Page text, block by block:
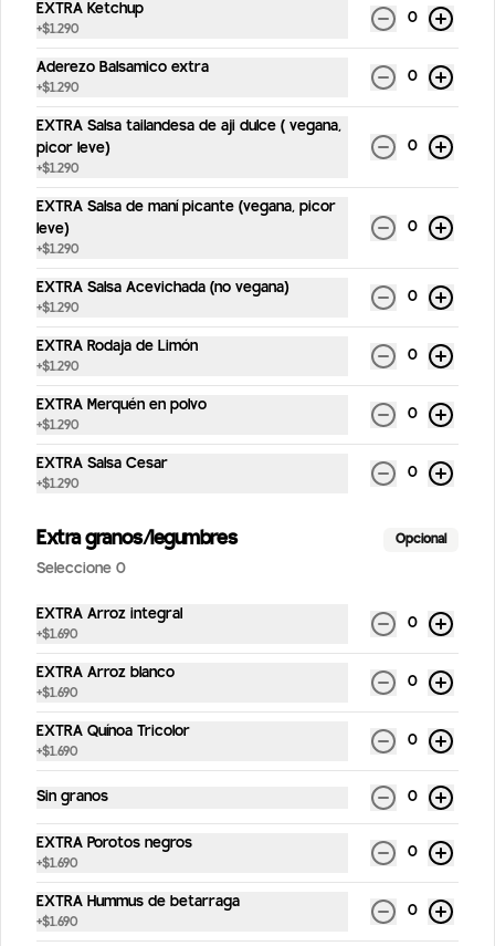
$2.390
Postres
Snicker de Almendras
Snicker de almendras, dátiles y chocolate
bitter (vegano y sin gluten)
frosting.(Contiene nueces).
$4.990
EXTRA Ketchup
+$1.290
0
Aderezo Balsamico extra
+$1.290
0
EXTRA Salsa tailandesa de aji dulce ( vegana,
picor leve)
+$1.290
0
EXTRA Salsa de maní picante (vegana, picor
leve)
+$1.290
0
EXTRA Salsa Acevichada (no vegana)
+$1.290
0
EXTRA Rodaja de Limón
+$1.290
0
EXTRA Merquén en polvo
+$1.290
0
EXTRA Salsa Cesar
+$1.290
0
Extra granos/legumbres Opcional
Seleccione 0
EXTRA Arroz integral
+$1.690
0
EXTRA Arroz blanco
+$1.690
0
EXTRA Quínoa Tricolor
+$1.690
0
Sin granos 0
EXTRA Porotos negros
+$1.690
0
EXTRA Hummus de betarraga
+$1.690
0